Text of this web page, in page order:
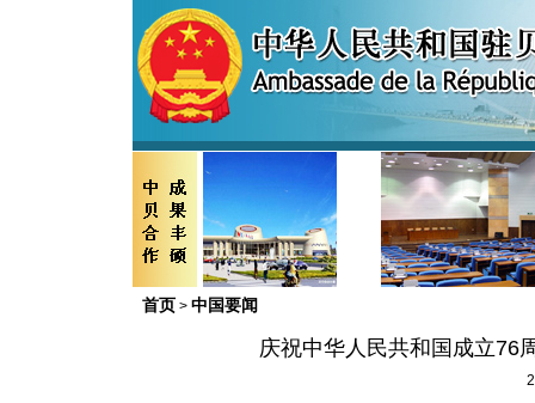
首页 > 中国要闻
庆祝中华人民共和国成立76